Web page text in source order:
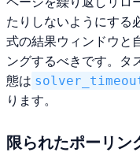
たりしないようにする
式の結果ウィンドウと
ングするべきです。タ
態は
ります。
限られたポーリン